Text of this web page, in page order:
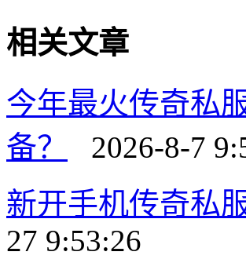
相关文章
今年最火传奇私
备？
2026-8-7
新开手机传奇私
27 9:53:26